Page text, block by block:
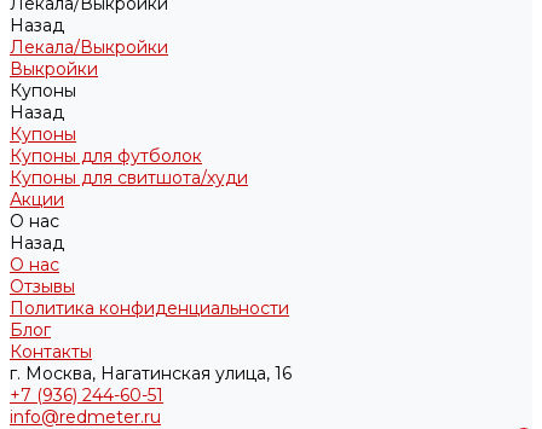
Назад
Лекала/Выкройки
Выкройки
Купоны
Назад
Купоны
Купоны для футболок
Купоны для свитшота/худи
Акции
О нас
Назад
О нас
Отзывы
Политика конфиденциальности
Блог
Контакты
г. Москва, Нагатинская улица, 16
+7 (936) 244-60-51
info@redmeter.ru